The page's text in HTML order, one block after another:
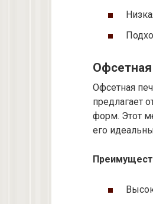
Офсетная
предлагает
форм. Этот
его